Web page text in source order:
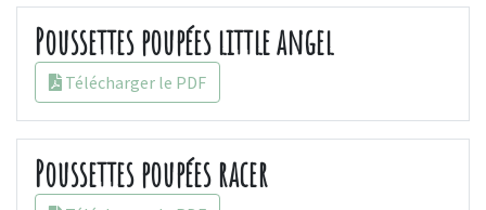
Poussettes poupées little angel
Télécharger le PDF
Poussettes poupées racer